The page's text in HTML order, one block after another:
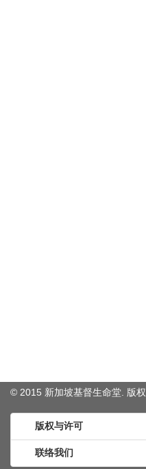
© 2015 新加坡基督生命堂. 版权
版权与许可
联络我们